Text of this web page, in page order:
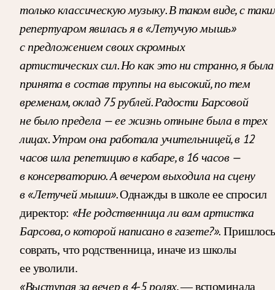
только классическую музыку. В таком виде, с
репертуаром явилась я в «Летучую мышь»
с предложением своих скромных
артистических сил. Но как это ни странно, я была
принята в состав труппы на высокий, по тем
временам, оклад 75 рублей. Радости Барсовой
не было предела — ее жизнь отныне была в трех
лицах. Утром она работала учительницей, в 12
часов шла репетицию в кабаре, в 16 часов —
в консерваторию. А вечером выходила на сцену
в «Летучей мыши».Однажды в школе ее спросил
директор: «Не родственница ли вам артистка
Барсова, о которой написано в газете?». Пришлось
соврать, что родственница, иначе из школы
ее уволили.
«Выступая за вечер в 4-5 ролях,— вспоминала